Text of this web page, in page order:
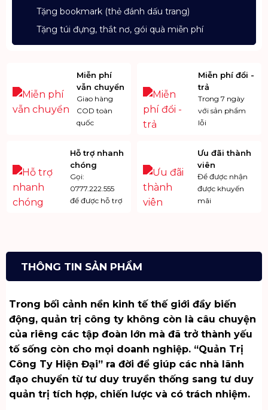
Tặng bookmark (thẻ đánh dấu trang)
Tặng túi đựng, thắt nơ, gói quà miễn phí
Miễn phí
vẫn chuyển
Giao hàng
COD toàn
quốc
Miễn phí đổi -
trả
Trong 7 ngày
với sản phẩm
lỗi
Hỗ trợ nhanh
chóng
Gọi:
0777.222.555
để được hỗ trợ
Ưu đãi thành
viên
Để được nhận
được khuyến
mãi
THÔNG TIN SẢN PHẨM
Trong bối cảnh nền kinh tế thế giới đầy biến
động, quản trị công ty không còn là câu chuyện
của riêng các tập đoàn lớn mà đã trở thành yếu
tố sống còn cho mọi doanh nghiệp. “Quản Trị
Công Ty Hiện Đại” ra đời để giúp các nhà lãnh
đạo chuyển từ tư duy truyền thống sang tư duy
quản trị tích hợp, chiến lược và có trách nhiệm.